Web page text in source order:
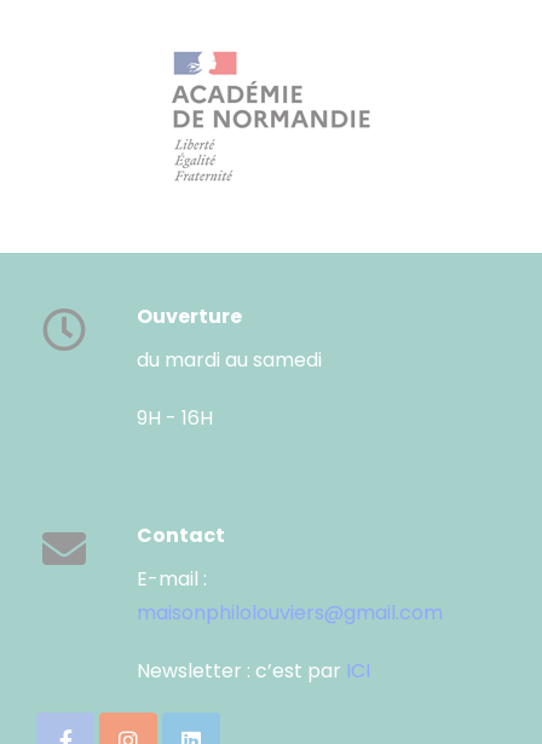
Ouverture
du mardi au samedi
9H - 16H
Contact
E-mail :
maisonphilolouviers@gmail.com
Newsletter : c’est par ICI